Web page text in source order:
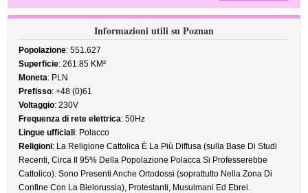
Informazioni utili su Poznan
Popolazione: 551.627
Superficie: 261.85 KM²
Moneta: PLN
Prefisso: +48 (0)61
Voltaggio: 230V
Frequenza di rete elettrica: 50Hz
Lingue ufficiali: Polacco
Religioni: La Religione Cattolica È La Più Diffusa (sulla Base Di Studi
Recenti, Circa Il 95% Della Popolazione Polacca Si Professerebbe
Cattolico). Sono Presenti Anche Ortodossi (soprattutto Nella Zona Di
Confine Con La Bielorussia), Protestanti, Musulmani Ed Ebrei.